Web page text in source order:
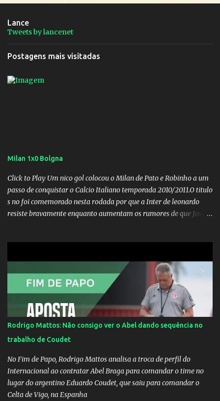
Lance
Tweets by lancenet
Postagens mais visitadas
Milan 1x0 Bolgna
Click to Play Um nico gol colocou o Milan de Pato e Robinho a um
passo de conquistar o Calcio Italiano temporada 2010/2011.O titulo
s no foi comemorado nesta rodada por que a Inter de leonardo
resiste bravamente enquanto aumentam os rumores de que Jos
Rodrigo Mattos: Não consigo ver o Abel dando sequência no
trabalho de Coudet
No Fim de Papo, Rodrigo Mattos analisa a troca de perfil do
Internacional ao contratar Abel Braga para comandar o time no
lugar do argentino Eduardo Coudet, que saiu para comandar o
Celta de Vigo, na Espanha